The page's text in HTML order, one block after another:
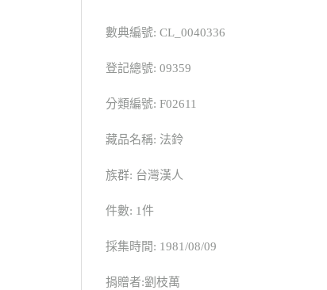
數典編號: CL_0040336
登記總號: 09359
分類編號: F02611
藏品名稱: 法鈴
族群: 台灣漢人
件數: 1件
採集時間: 1981/08/09
捐贈者:劉枝萬